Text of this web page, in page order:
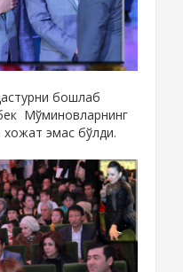
бошлаб
Мўминовларнинг
эмас бўлди.